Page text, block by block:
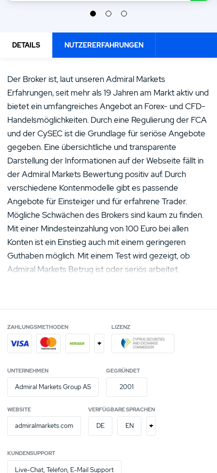
DETAILS NUTZERERFAHRUNGEN
Der Broker ist, laut unseren Admiral Markets
Erfahrungen, seit mehr als 19 Jahren am Markt aktiv und
bietet ein umfangreiches Angebot an Forex- und CFD-
Handelsmöglichkeiten. Durch eine Regulierung der FCA
und der CySEC ist die Grundlage für seriöse Angebote
gegeben. Eine übersichtliche und transparente
Darstellung der Informationen auf der Webseite fällt in
der Admiral Markets Bewertung positiv auf. Durch
verschiedene Kontenmodelle gibt es passende
Angebote für Einsteiger und für erfahrene Trader.
Mögliche Schwächen des Brokers sind kaum zu finden.
Mit einer Mindesteinzahlung von 100 Euro bei allen
Konten ist ein Einstieg auch mit einem geringeren
Guthaben möglich. Mit einem Test wird gezeigt, ob
Admiral Markets Betrug ist oder seriös arbeitet.
ZAHLUNGSMETHODEN
+
LIZENZ
UNTERNEHMEN
Admiral Markets Group AS
GEGRÜNDET
2001
WEBSITE
admiralmarkets.com
VERFÜGBARE SPRACHEN
DE EN +
KUNDENSUPPORT
Live-Chat, Telefon, E-Mail Support